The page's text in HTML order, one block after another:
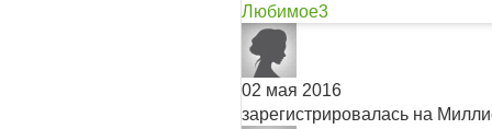
Любимое3
02 мая 2016
зарегистрировалась на